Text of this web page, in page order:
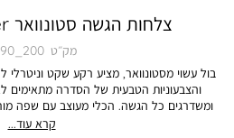
צלחות הגשה סטונוואר Sunder - מוקה
מק״ט
בול עשוי מסטונוואר, מציע רקע שקט וניטרלי
והצבעוניות הטבעית של הסדרה מתאימים
ומשדרגים כל הגשה. הכלי מעוצב עם שפה
יפה ופונקציונלי שמוסיף חן ועומק לשולחן.
קרא עוד...